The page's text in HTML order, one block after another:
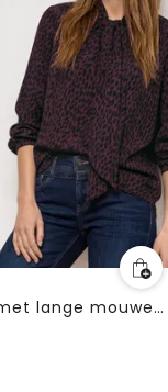
Blouse met lange mouwen en strikdetail